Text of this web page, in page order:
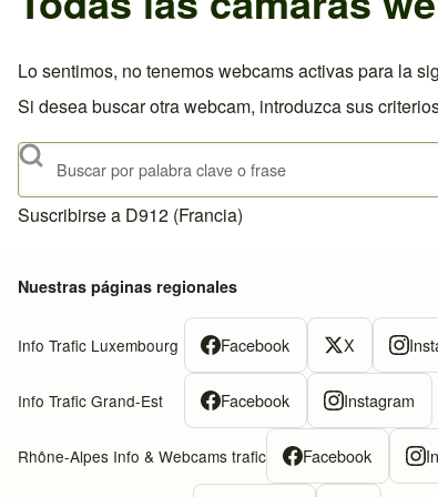
Lo sentimos, no tenemos webcams activas para la
Si desea buscar otra webcam, introduzca sus
Buscar
Suscribirse a D912 (Francia)
Nuestras páginas regionales
Info Trafic Luxembourg Facebook X
Info Trafic Grand-Est Facebook Instagram
Rhône-Alpes Info & Webcams trafic Facebook